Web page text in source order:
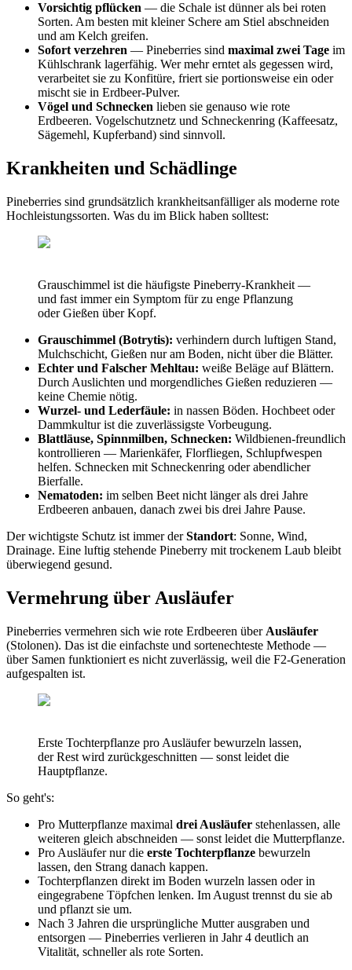
Vorsichtig pflücken — die Schale ist dünner als bei roten
Sorten. Am besten mit kleiner Schere am Stiel abschneiden
und am Kelch greifen.
Sofort verzehren — Pineberries sind maximal zwei Tage im
Kühlschrank lagerfähig. Wer mehr erntet als gegessen wird,
verarbeitet sie zu Konfitüre, friert sie portionsweise ein oder
mischt sie in Erdbeer-Pulver.
Vögel und Schnecken lieben sie genauso wie rote
Erdbeeren. Vogelschutznetz und Schneckenring (Kaffeesatz,
Sägemehl, Kupferband) sind sinnvoll.
Krankheiten und Schädlinge
Pineberries sind grundsätzlich krankheitsanfälliger als moderne rote
Hochleistungssorten. Was du im Blick haben solltest:
Grauschimmel ist die häufigste Pineberry-Krankheit —
und fast immer ein Symptom für zu enge Pflanzung
oder Gießen über Kopf.
Grauschimmel (Botrytis): verhindern durch luftigen Stand,
Mulchschicht, Gießen nur am Boden, nicht über die Blätter.
Echter und Falscher Mehltau: weiße Beläge auf Blättern.
Durch Auslichten und morgendliches Gießen reduzieren —
keine Chemie nötig.
Wurzel- und Lederfäule: in nassen Böden. Hochbeet oder
Dammkultur ist die zuverlässigste Vorbeugung.
Blattläuse, Spinnmilben, Schnecken: Wildbienen-freundlich
kontrollieren — Marienkäfer, Florfliegen, Schlupfwespen
helfen. Schnecken mit Schneckenring oder abendlicher
Bierfalle.
Nematoden: im selben Beet nicht länger als drei Jahre
Erdbeeren anbauen, danach zwei bis drei Jahre Pause.
Der wichtigste Schutz ist immer derStandort: Sonne, Wind,
Drainage. Eine luftig stehende Pineberry mit trockenem Laub bleibt
überwiegend gesund.
Vermehrung über Ausläufer
Pineberries vermehren sich wie rote Erdbeeren über Ausläufer
(Stolonen). Das ist die einfachste und sortenechteste Methode —
über Samen funktioniert es nicht zuverlässig, weil die F2-Generation
aufgespalten ist.
Erste Tochterpflanze pro Ausläufer bewurzeln lassen,
der Rest wird zurückgeschnitten — sonst leidet die
Hauptpflanze.
So geht's:
Pro Mutterpflanze maximal drei Ausläufer stehenlassen, alle
weiteren gleich abschneiden — sonst leidet die Mutterpflanze.
Pro Ausläufer nur die erste Tochterpflanze bewurzeln
lassen, den Strang danach kappen.
Tochterpflanzen direkt im Boden wurzeln lassen oder in
eingegrabene Töpfchen lenken. Im August trennst du sie ab
und pflanzt sie um.
Nach 3 Jahren die ursprüngliche Mutter ausgraben und
entsorgen — Pineberries verlieren in Jahr 4 deutlich an
Vitalität, schneller als rote Sorten.